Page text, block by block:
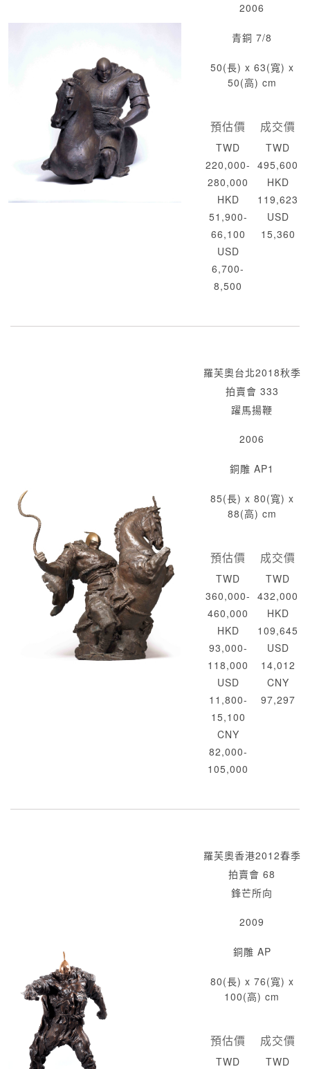
2006
青銅 7/8
50(長) x 63(寬) x
50(高) cm
預估價
TWD
220,000-
280,000
HKD
51,900-
66,100
USD
6,700-
8,500
成交價
TWD
495,600
HKD
119,623
USD
15,360
羅芙奧台北2018秋季
拍賣會 333
躍馬揚鞭
2006
銅雕 AP1
85(長) x 80(寬) x
88(高) cm
預估價
TWD
360,000-
460,000
HKD
93,000-
118,000
USD
11,800-
15,100
CNY
82,000-
105,000
成交價
TWD
432,000
HKD
109,645
USD
14,012
CNY
97,297
羅芙奧香港2012春季
拍賣會 68
鋒芒所向
2009
銅雕 AP
80(長) x 76(寬) x
100(高) cm
預估價
TWD
成交價
TWD